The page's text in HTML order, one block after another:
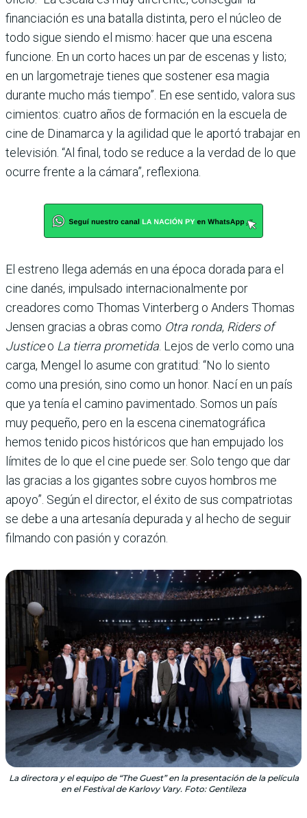
financiación es una batalla distinta, pero el núcleo de
todo sigue siendo el mismo: hacer que una escena
funcione. En un corto haces un par de escenas y listo;
en un largometraje tienes que sostener esa magia
durante mucho más tiempo”. En ese sentido, valora sus
cimientos: cuatro años de formación en la escuela de
cine de Dinamarca y la agilidad que le aportó trabajar en
televisión. “Al final, todo se reduce a la verdad de lo que
ocurre frente a la cámara”, reflexiona.
El estreno llega además en una época dorada para el
cine danés, impulsado internacionalmente por
creadores como Thomas Vinterberg o Anders Thomas
Jensen gracias a obras como Otra ronda, Riders of
Justiceo La tierra prometida. Lejos de verlo como una
carga, Mengel lo asume con gratitud: “No lo siento
como una presión, sino como un honor. Nací en un país
que ya tenía el camino pavimentado. Somos un país
muy pequeño, pero en la escena cinematográfica
hemos tenido picos históricos que han empujado los
límites de lo que el cine puede ser. Solo tengo que dar
las gracias a los gigantes sobre cuyos hombros me
apoyo”. Según el director, el éxito de sus compatriotas
se debe a una artesanía depurada y al hecho de seguir
filmando con pasión y corazón.
La directora y el equipo de “The Guest” en la presentación de la película
en el Festival de Karlovy Vary. Foto: Gentileza